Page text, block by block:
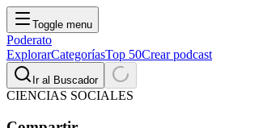
Toggle menu
Poderato
ExplorarCategoríasTop 50Crear podcast
Ir al Buscador
CIENCIAS SOCIALES